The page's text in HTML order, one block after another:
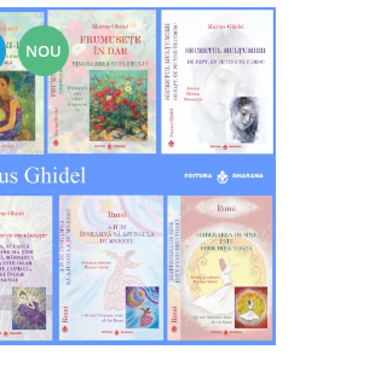
NOU